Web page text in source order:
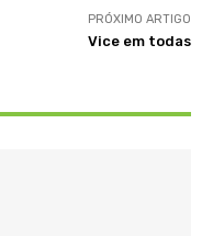
PRÓXIMO ARTIGO
Vice em todas